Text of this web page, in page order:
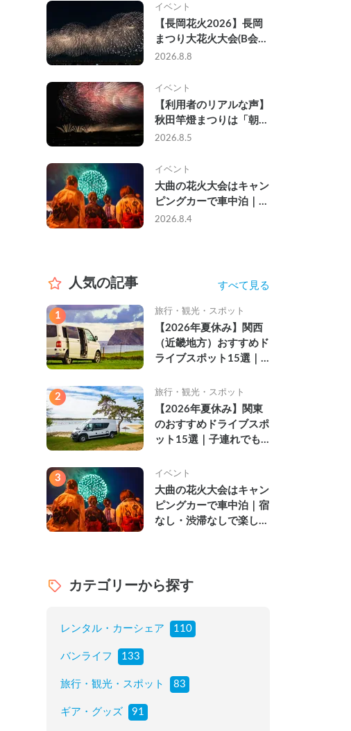
イベント
【長岡花火2026】長岡
まつり大花火大会(B会
場)にキャンピングカー
車中泊してきた
2026.8.8
イベント
【利用者のリアルな声】
秋田竿燈まつりは「朝か
ら夜まで」の祭り。キャ
組の記録
2026.8.5
イベント
大曲の花火大会はキャン
ピングカーで車中泊｜宿
なし・渋滞なしで楽しむ
2026.8.4
人気の記事 すべて見る
1 旅行・観光・スポット
【2026年夏休み】関西
（近畿地方）おすすめド
ライブスポット15選｜
名所を紹介
2 旅行・観光・スポット
【2026年夏休み】関東
のおすすめドライブスポ
ット15選｜子連れでも
ルメ・温泉を徹底解説
3 イベント
大曲の花火大会はキャン
ピングカーで車中泊｜宿
なし・渋滞なしで楽しむ
カテゴリーから探す
レンタル・カーシェア 110
バンライフ 133
旅行・観光・スポット 83
ギア・グッズ 91